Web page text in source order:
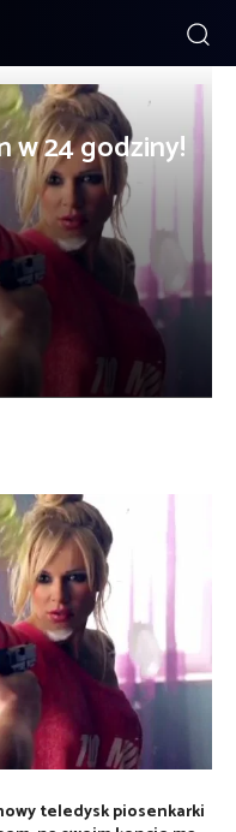
w 24 godziny!
teledysk piosenkarki